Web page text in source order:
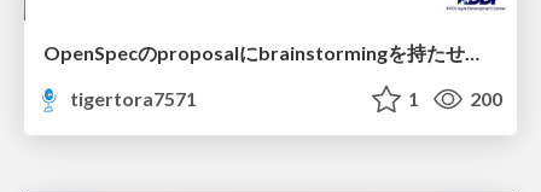
OpenSpecのproposalにbrainstormingを持たせてみた
tigertora7571
1 200